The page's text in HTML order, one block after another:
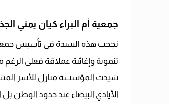
جمعية أم البراء كيان يمني
نجحت هذه السيدة في تأسيس جمعية
تنموية وإغاثية عملاقة فعلى
شيدت المؤسسة منازل للأسر
الأيادي البيضاء عند حدود الوطن